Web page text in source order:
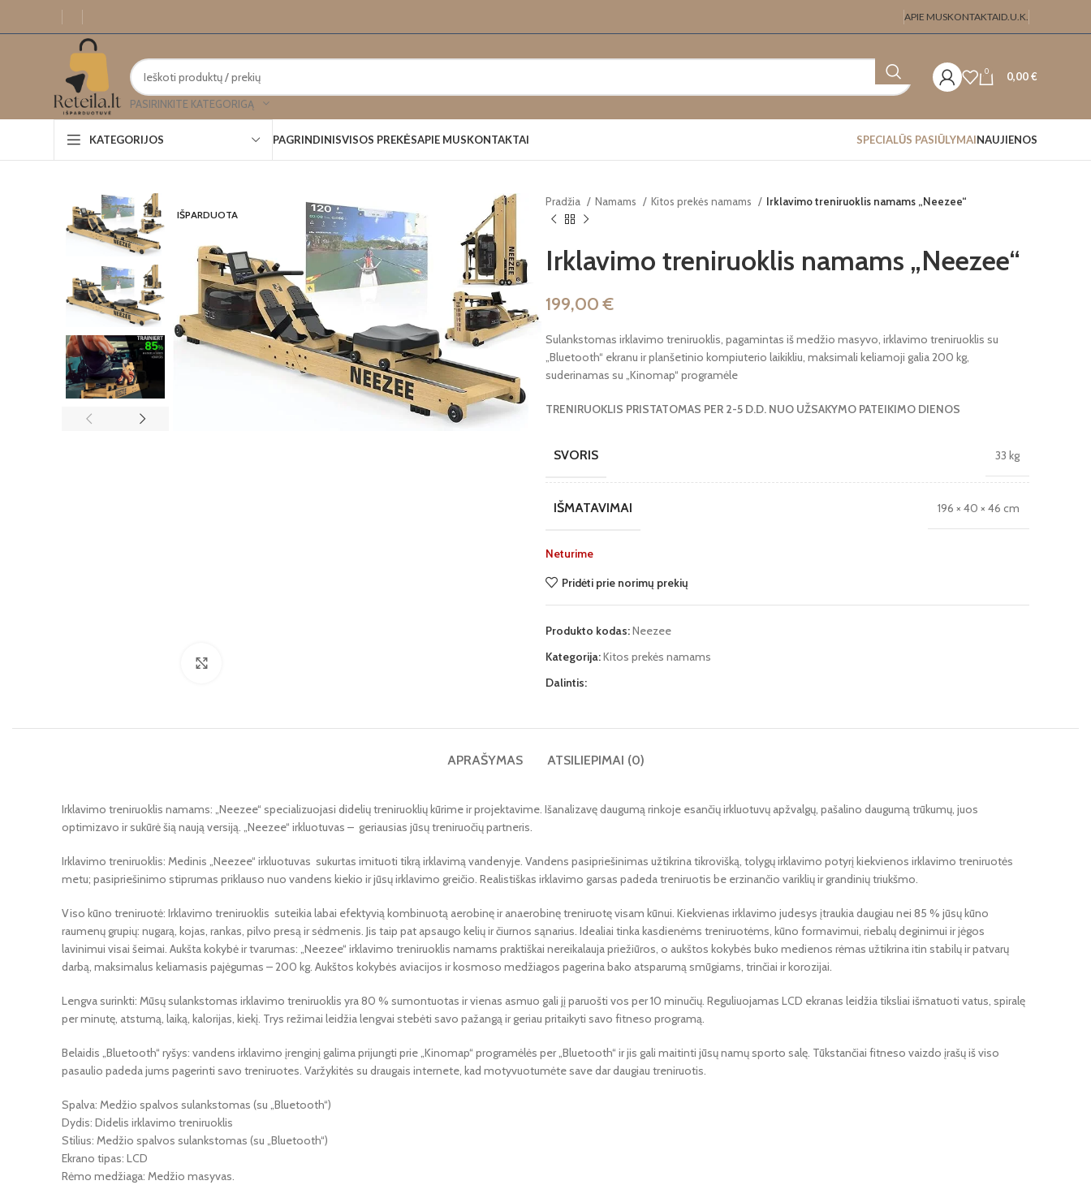
APIE MUSKONTAKTAID.U.K.
PASIRINKITE KATEGORIGĄ
0 0,00€
KATEGORIJOS PAGRINDINISVISOS PREKĖSAPIE MUSKONTAKTAI SPECIALŪS PASIŪLYMAINAUJIENOS
IŠPARDUOTA
Pradžia Namams Kitos prekės namams Irklavimo treniruoklis namams „Neezee“
Irklavimo treniruoklis namams „Neezee“
199,00€
Sulankstomas irklavimo treniruoklis, pagamintas iš medžio masyvo, irklavimo treniruoklis su
„Bluetooth“ ekranu ir planšetinio kompiuterio laikikliu, maksimali keliamoji galia 200 kg,
suderinamas su „Kinomap“ programėle
TRENIRUOKLIS PRISTATOMAS PER 2-5 D.D. NUO UŽSAKYMO PATEIKIMO DIENOS
SVORIS 33 kg
IŠMATAVIMAI 196 × 40 × 46 cm
Neturime
Pridėti prie norimų prekių
Produkto kodas:Neezee
Kategorija:Kitos prekės namams
Dalintis:
APRAŠYMAS ATSILIEPIMAI (0)
Irklavimo treniruoklis namams: „Neezee“ specializuojasi didelių treniruoklių kūrime ir projektavime. Išanalizavę daugumą rinkoje esančių irkluotuvų apžvalgų, pašalino daugumą trūkumų, juos
optimizavo ir sukūrė šią naują versiją. „Neezee“ irkluotuvas – geriausias jūsų treniruočių partneris.
Irklavimo treniruoklis: Medinis „Neezee“ irkluotuvas sukurtas imituoti tikrą irklavimą vandenyje. Vandens pasipriešinimas užtikrina tikrovišką, tolygų irklavimo potyrį kiekvienos irklavimo treniruotės
metu; pasipriešinimo stiprumas priklauso nuo vandens kiekio ir jūsų irklavimo greičio. Realistiškas irklavimo garsas padeda treniruotis be erzinančio variklių ir grandinių triukšmo.
Viso kūno treniruotė: Irklavimo treniruoklis suteikia labai efektyvią kombinuotą aerobinę ir anaerobinę treniruotę visam kūnui. Kiekvienas irklavimo judesys įtraukia daugiau nei 85 % jūsų kūno
raumenų grupių: nugarą, kojas, rankas, pilvo presą ir sėdmenis. Jis taip pat apsaugo kelių ir čiurnos sąnarius. Idealiai tinka kasdienėms treniruotėms, kūno formavimui, riebalų deginimui ir jėgos
lavinimui visai šeimai. Aukšta kokybė ir tvarumas: „Neezee“ irklavimo treniruoklis namams praktiškai nereikalauja priežiūros, o aukštos kokybės buko medienos rėmas užtikrina itin stabilų ir patvarų
darbą, maksimalus keliamasis pajėgumas – 200 kg. Aukštos kokybės aviacijos ir kosmoso medžiagos pagerina bako atsparumą smūgiams, trinčiai ir korozijai.
Lengva surinkti: Mūsų sulankstomas irklavimo treniruoklis yra 80 % sumontuotas ir vienas asmuo gali jį paruošti vos per 10 minučių. Reguliuojamas LCD ekranas leidžia tiksliai išmatuoti vatus, spiralę
per minutę, atstumą, laiką, kalorijas, kiekį. Trys režimai leidžia lengvai stebėti savo pažangą ir geriau pritaikyti savo fitneso programą.
Belaidis „Bluetooth“ ryšys: vandens irklavimo įrenginį galima prijungti prie „Kinomap“ programėlės per „Bluetooth“ ir jis gali maitinti jūsų namų sporto salę. Tūkstančiai fitneso vaizdo įrašų iš viso
pasaulio padeda jums pagerinti savo treniruotes. Varžykitės su draugais internete, kad motyvuotumėte save dar daugiau treniruotis.
Spalva: ‎Medžio spalvos sulankstomas (su „Bluetooth“)
Dydis: ‎Didelis irklavimo treniruoklis
Stilius: ‎Medžio spalvos sulankstomas (su „Bluetooth“)
Ekrano tipas: ‎LCD
Rėmo medžiaga: ‎Medžio masyvas.